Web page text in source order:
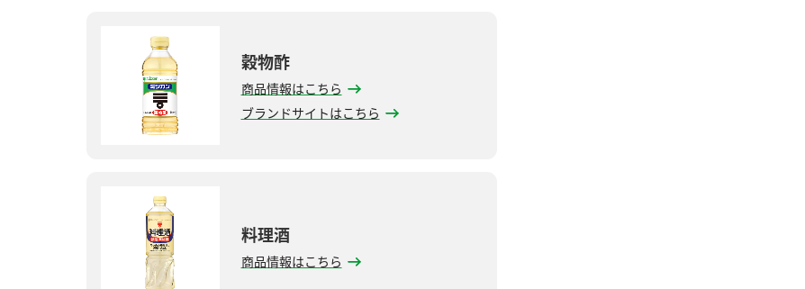
穀物酢
商品情報はこちら
ブランドサイトはこちら
料理酒
商品情報はこちら